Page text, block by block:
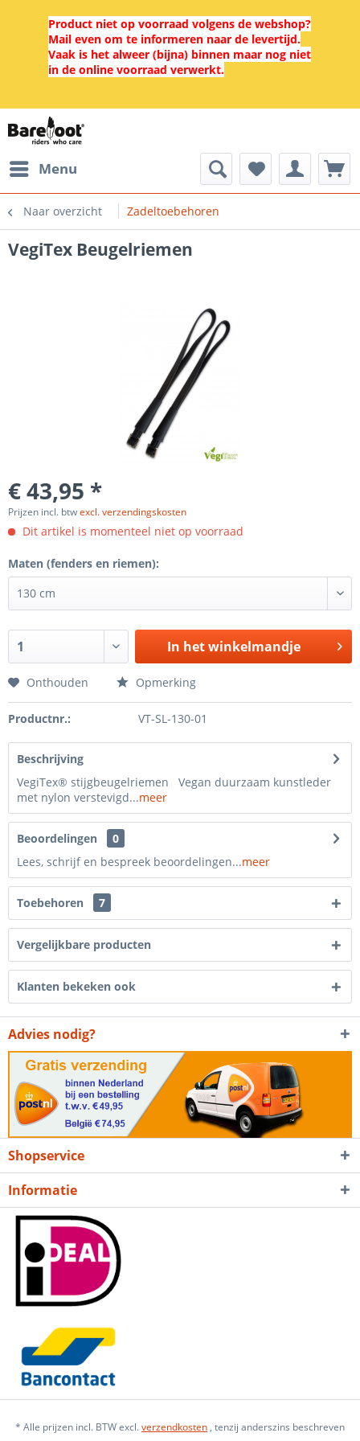
Product niet op voorraad volgens de webshop?
Mail even om te informeren naar de levertijd.
Vaak is het alweer (bijna) binnen maar nog niet
in de online voorraad verwerkt.
Menu
Naar overzicht Zadeltoebehoren
VegiTex Beugelriemen
€ 43,95 *
Prijzen incl. btwexcl. verzendingskosten
Dit artikel is momenteel niet op voorraad
Maten (fenders en riemen):
In het winkelmandje
Onthouden Opmerking
Productnr.: VT-SL-130-01
Beschrijving
VegiTex® stijgbeugelriemen Vegan duurzaam kunstleder
met nylon verstevigd...meer
Beoordelingen
0
Lees, schrijf en bespreek beoordelingen...meer
Toebehoren 7
Vergelijkbare producten
Klanten bekeken ook
Advies nodig?
Shopservice
Informatie
* Alle prijzen incl. BTW excl.verzendkosten , tenzij anderszins beschreven